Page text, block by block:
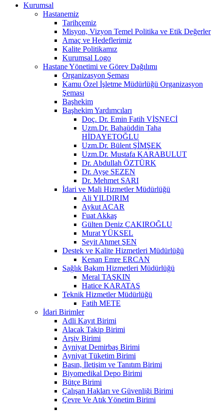
Kurumsal
Hastanemiz
Tarihçemiz
Misyon, Vizyon Temel Politika ve Etik Değerler
Amaç ve Hedeflerimiz
Kalite Politikamız
Kurumsal Logo
Hastane Yönetimi ve Görev Dağılımı
Organizasyon Şeması
Kamu Özel İşletme Müdürlüğü Organizasyon
Şeması
Başhekim
Başhekim Yardımcıları
Doç. Dr. Emin Fatih VİŞNECİ
Uzm.Dr. Bahaüddin Taha
HİDAYETOĞLU
Uzm.Dr. Bülent ŞİMŞEK
Uzm.Dr. Mustafa KARABULUT
Dr. Abdullah ÖZTÜRK
Dr. Ayşe SEZEN
Dr. Mehmet SARI
İdari ve Mali Hizmetler Müdürlüğü
Ali YILDIRIM
Aykut ACAR
Fuat Akkaş
Gülten Deniz ÇAKIROĞLU
Murat YÜKSEL
Seyit Ahmet ŞEN
Destek ve Kalite Hizmetleri Müdürlüğü
Kenan Emre ERCAN
Sağlık Bakım Hizmetleri Müdürlüğü
Meral TAŞKIN
Hatice KARATAŞ
Teknik Hizmetler Müdürlüğü
Fatih METE
İdari Birimler
Adli Kayıt Birimi
Alacak Takip Birimi
Arşiv Birimi
Ayniyat Demirbaş Birimi
Ayniyat Tüketim Birimi
Basın, İletişim ve Tanıtım Birimi
Biyomedikal Depo Birimi
Bütçe Birimi
Çalışan Hakları ve Güvenliği Birimi
Çevre Ve Atık Yönetim Birimi